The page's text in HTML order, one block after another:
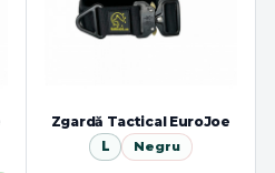
Zgardă Tactical EuroJoe
L Negru